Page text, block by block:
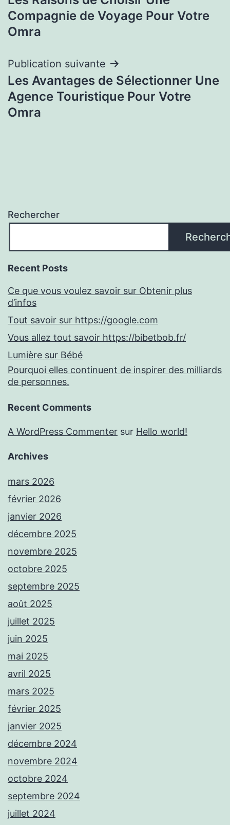
de
l’article
Compagnie de Voyage Pour Votre
Omra
Publication suivante
Les Avantages de Sélectionner Une
Agence Touristique Pour Votre
Omra
Rechercher
Recent Posts
Ce que vous voulez savoir sur Obtenir plus
d’infos
Tout savoir sur https://google.com
Vous allez tout savoir https://bibetbob.fr/
Lumière sur Bébé
Pourquoi elles continuent de inspirer des milliards
de personnes.
Recent Comments
A WordPress Commenter sur Hello world!
Archives
mars 2026
février 2026
janvier 2026
décembre 2025
novembre 2025
octobre 2025
septembre 2025
août 2025
juillet 2025
juin 2025
mai 2025
avril 2025
mars 2025
février 2025
janvier 2025
décembre 2024
novembre 2024
octobre 2024
septembre 2024
juillet 2024